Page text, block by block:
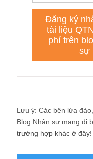
Lưu ý: Các bên lừa
Blog Nhân sự mang đi
trường hợp khác ở đây!